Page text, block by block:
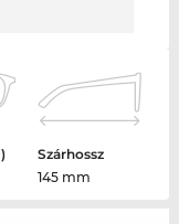
Szárhossz
145 mm